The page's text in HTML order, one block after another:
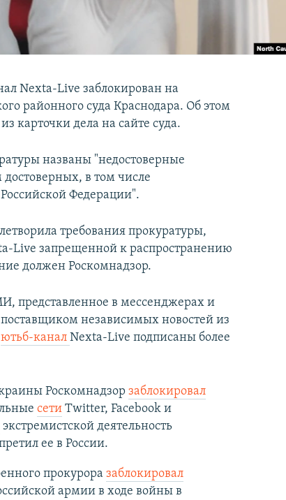
Nexta-Live заблокирован на
районного суда Краснодара. Об этом
карточки дела на сайте суда.
названы "недостоверные
в том числе
Федерации".
требования прокуратуры,
Live запрещенной к распространению
должен Роскомнадзор.
представленное в мессенджерах и
независимых новостей из
ютьб-каналNexta-Live подписаны более
Роскомнадзор заблокировал
сетиTwitter, Facebook и
экстремистской деятельность
ее в России.
прокурора заблокировал
армии в ходе войны в